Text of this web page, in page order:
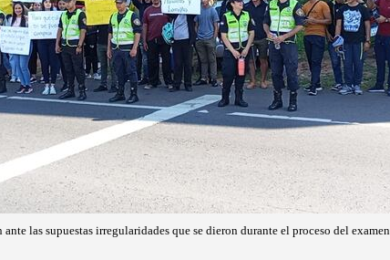
ante las supuestas irregularidades que se dieron durante el proceso del examen.